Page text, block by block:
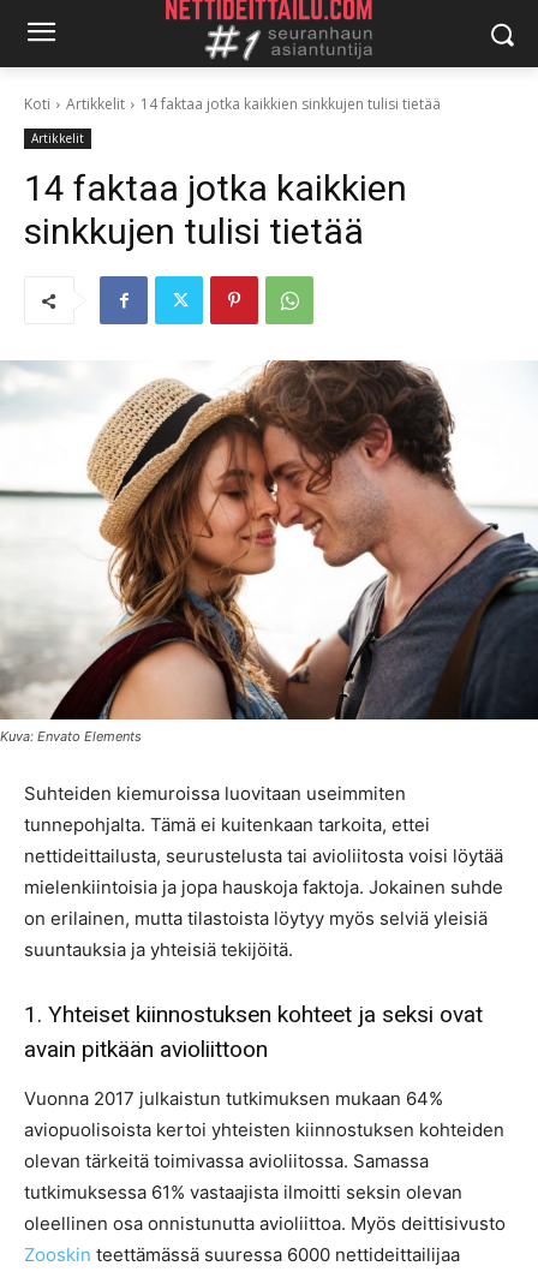
Koti Artikkelit 14 faktaa jotka kaikkien sinkkujen tulisi tietää
Artikkelit
14 faktaa jotka kaikkien
sinkkujen tulisi tietää
Kuva: Envato Elements
Suhteiden kiemuroissa luovitaan useimmiten
tunnepohjalta. Tämä ei kuitenkaan tarkoita, ettei
nettideittailusta, seurustelusta tai avioliitosta voisi löytää
mielenkiintoisia ja jopa hauskoja faktoja. Jokainen suhde
on erilainen, mutta tilastoista löytyy myös selviä yleisiä
suuntauksia ja yhteisiä tekijöitä.
1. Yhteiset kiinnostuksen kohteet ja seksi ovat
avain pitkään avioliittoon
Vuonna 2017 julkaistun tutkimuksen mukaan 64%
aviopuolisoista kertoi yhteisten kiinnostuksen kohteiden
olevan tärkeitä toimivassa avioliitossa. Samassa
tutkimuksessa 61% vastaajista ilmoitti seksin olevan
oleellinen osa onnistunutta avioliittoa. Myös deittisivusto
Zooskin teettämässä suuressa 6000 nettideittailijaa